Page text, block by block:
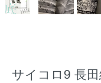
サイコロ9 長